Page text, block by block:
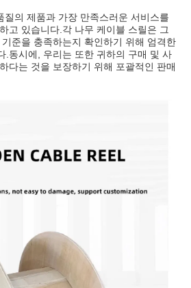
질의 제품과 가장 만족스러운 서비스를
고 있습니다.각 나무 케이블 스릴은 그
준을 충족하는지 확인하기 위해 엄격한
.동시에, 우리는 또한 귀하의 구매 및 사
다는 것을 보장하기 위해 포괄적인 판매